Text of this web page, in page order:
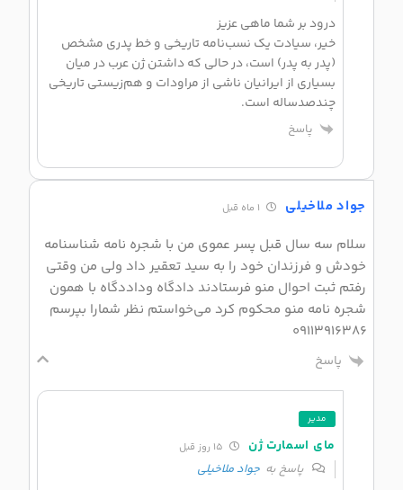
درود بر شما ماهی عزیز
خیر، سیادت یک نسب‌نامه تاریخی و خط پدری مشخص
(پدر به پدر) است، در حالی که داشتن ژن عرب در میان
بسیاری از ایرانیان ناشی از مراودات و هم‌زیستی تاریخی
چندصدساله است.
پاسخ
جواد ملاخیلی
سلام سه سال قبل پسر عموی من با شجره نامه شناسنامه
خودش و فرزندان خود را به سید تعقیر داد ولی من وقتی
رفتم ثبت احوال منو فرستادند دادگاه وداددگاه با همون
شجره نامه منو محکوم کرد می‌خواستم نظر شمارا بپرسم
09113916386
پاسخ
مدیر
مای اسمارت ژن
پاسخ به جواد ملاخیلی